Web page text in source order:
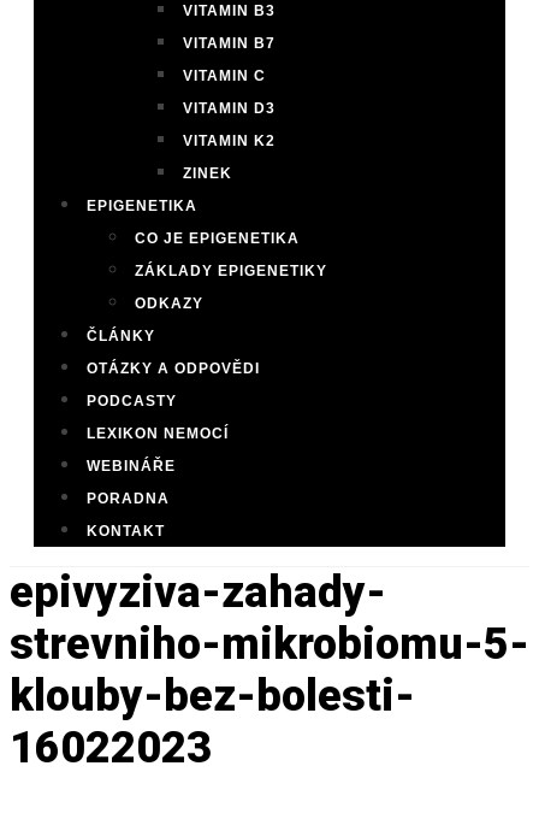
VITAMIN B3
VITAMIN B7
VITAMIN C
VITAMIN D3
VITAMIN K2
ZINEK
EPIGENETIKA
CO JE EPIGENETIKA
ZÁKLADY EPIGENETIKY
ODKAZY
ČLÁNKY
OTÁZKY A ODPOVĚDI
PODCASTY
LEXIKON NEMOCÍ
WEBINÁŘE
PORADNA
KONTAKT
epivyziva-zahady-
strevniho-mikrobiomu-5-
klouby-bez-bolesti-
16022023